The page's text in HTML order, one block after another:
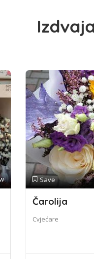
Save
Čarolija
Cvjećare